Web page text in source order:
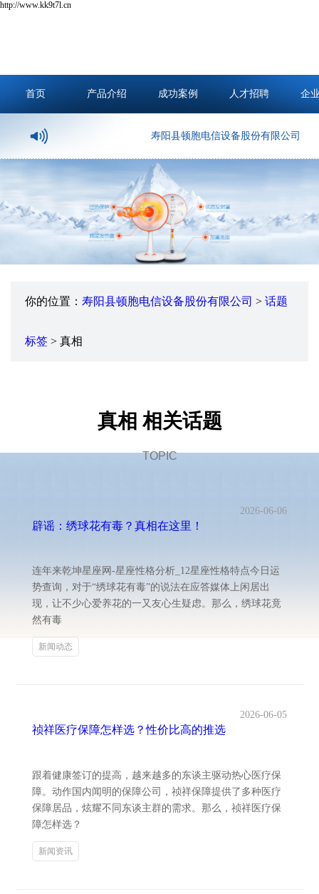
http://www.kk9t7l.cn
首页 产品介绍 成功案例 人才招聘 企
寿阳县顿胞电信设备股份有限公司
你的位置： 寿阳县顿胞电信设备股份有限公司 > 话题
标签 > 真相
真相 相关话题
TOPIC
辟谣：绣球花有毒？真相在这里！
2026-06-06
连年来乾坤星座网-星座性格分析_12星座性格特点今日运
势查询，对于“绣球花有毒”的说法在应答媒体上闲居出
现，让不少心爱养花的一又友心生疑虑。那么，绣球花竟
然有毒
新闻动态
祯祥医疗保障怎样选？性价比高的推选
2026-06-05
跟着健康签订的提高，越来越多的东谈主驱动热心医疗保
障。动作国内闻明的保障公司，祯祥保障提供了多种医疗
保障居品，炫耀不同东谈主群的需求。那么，祯祥医疗保
障怎样选？
新闻资讯